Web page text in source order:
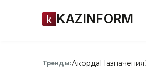
KAZINFORM
Тренды:АкордаНазначения